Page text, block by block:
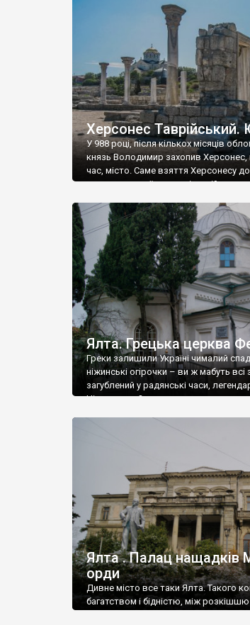
візантійської доби. Раритети
культурної спадщини ЮНЕСКО
Офіційно – на виставку «Золото
влада в Україні вважають це лише […]
Херсонес
У 988 році, після кількох місяців
князь Володимир захопив Херсонес,
час, місто. Саме взяття Херсонесу
диктувати свої умови
Херсонесі Володимир-язичник, став
християнином. А потім було Хрещення
Херсонесу Таврійського названо
Ялта. Грецька церква
Греки залишили Україні чималий
ніжинські огірочки – ви ж мабуть всі
загублений у радянські часи,
Ніжин греки?
Ялта . Палац нащадків
орди
Дивне місто все таки Ялта. Такого
багатством і бідністю, між розкішшю